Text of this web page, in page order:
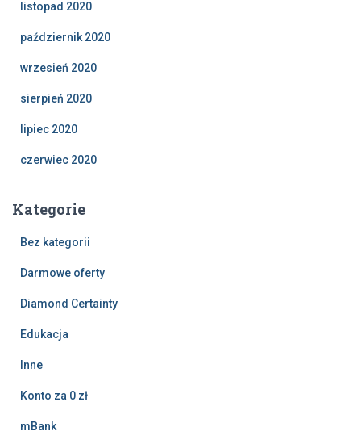
listopad 2020
październik 2020
wrzesień 2020
sierpień 2020
lipiec 2020
czerwiec 2020
Kategorie
Bez kategorii
Darmowe oferty
Diamond Certainty
Edukacja
Inne
Konto za 0 zł
mBank